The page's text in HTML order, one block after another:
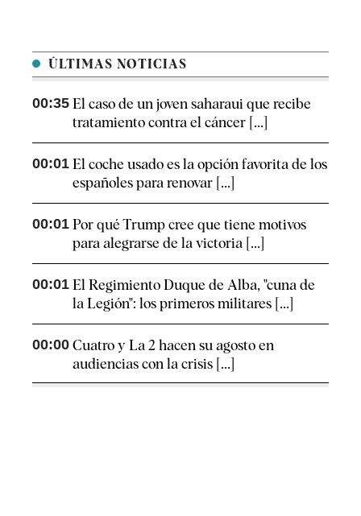
ÚLTIMAS NOTICIAS
00:35 El caso de un joven saharaui que recibe
tratamiento contra el cáncer [...]
00:01 El coche usado es la opción favorita de los
españoles para renovar [...]
00:01 Por qué Trump cree que tiene motivos
para alegrarse de la victoria [...]
00:01 El Regimiento Duque de Alba, "cuna de
la Legión": los primeros militares [...]
00:00 Cuatro y La 2 hacen su agosto en
audiencias con la crisis [...]